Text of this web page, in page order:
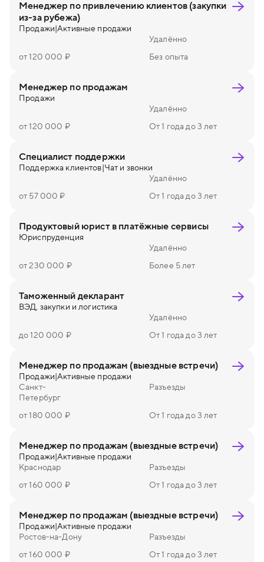
Менеджер по привлечению клиентов (закупки
из-за рубежа)
Продажи|Активные продажи
Удалённо
от 120 000 ₽
Без опыта
Менеджер по продажам
Продажи
Удалённо
от 120 000 ₽
От 1 года до 3 лет
Специалист поддержки
Поддержка клиентов|Чат и звонки
Удалённо
от 57 000 ₽
От 1 года до 3 лет
Продуктовый юрист в платёжные сервисы
Юриспруденция
Удалённо
от 230 000 ₽
Более 5 лет
Таможенный декларант
ВЭД, закупки и логистика
Удалённо
до 120 000 ₽
От 1 года до 3 лет
Менеджер по продажам (выездные встречи)
Продажи|Активные продажи
Санкт-
Петербург
Разъезды
от 180 000 ₽ От 1 года до 3 лет
Менеджер по продажам (выездные встречи)
Продажи|Активные продажи
Краснодар
Разъезды
от 160 000 ₽
От 1 года до 3 лет
Менеджер по продажам (выездные встречи)
Продажи|Активные продажи
Ростов-на-Дону
Разъезды
от 160 000 ₽
От 1 года до 3 лет